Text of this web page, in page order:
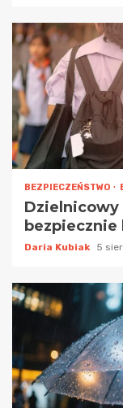
BEZPIECZEŃSTWO
Daria Kubiak 5